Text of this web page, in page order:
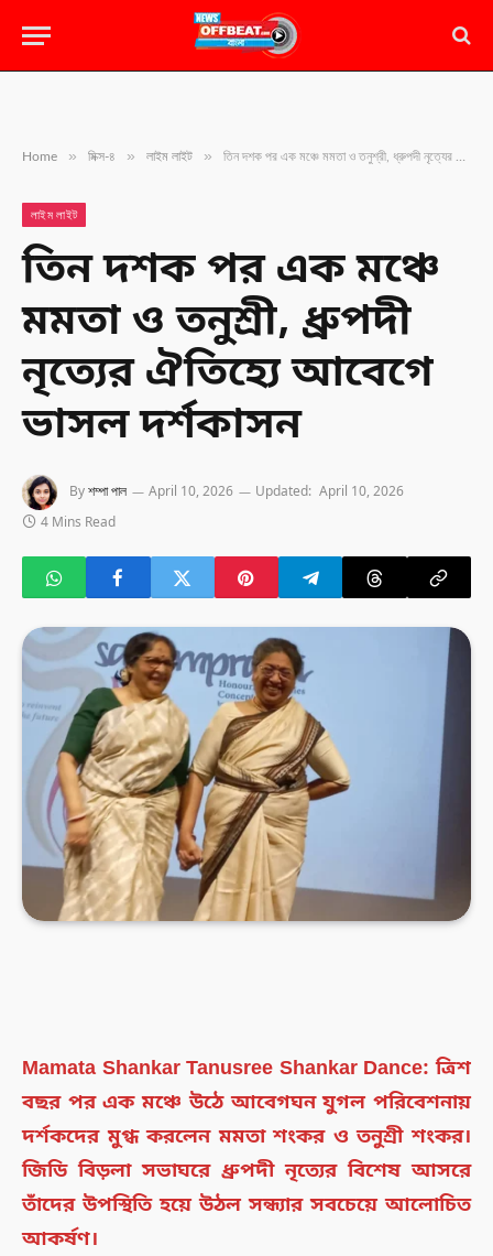
Home » মিক্স-৪ » লাইম লাইট » তিন দশক পর এক মঞ্চে মমতা ও তনুশ্রী, ধ্রুপদী নৃত্যের ঐতিহ্যে আবেগে ভাসল দর্শকাসন
লাইম লাইট
তিন দশক পর এক মঞ্চে
মমতা ও তনুশ্রী, ধ্রুপদী
নৃত্যের ঐতিহ্যে আবেগে
ভাসল দর্শকাসন
Byশম্পা পাল April 10, 2026 Updated: April 10, 2026
4 Mins Read
Mamata Shankar Tanusree Shankar Dance: ত্রিশ
বছর পর এক মঞ্চে উঠে আবেগঘন যুগল পরিবেশনায়
দর্শকদের মুগ্ধ করলেন মমতা শংকর ও তনুশ্রী শংকর।
জিডি বিড়লা সভাঘরে ধ্রুপদী নৃত্যের বিশেষ আসরে
তাঁদের উপস্থিতি হয়ে উঠল সন্ধ্যার সবচেয়ে আলোচিত
আকর্ষণ।